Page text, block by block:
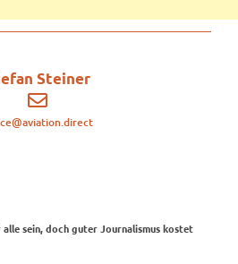
Steiner
sein, doch guter Journalismus kostet